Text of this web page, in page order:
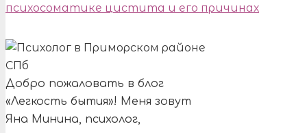
психосоматике цистита и его причинах
Добро пожаловать в блог
«Легкость бытия»! Меня зовут
Яна Минина, психолог,